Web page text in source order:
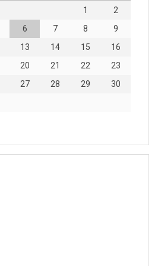
1
2
6 7 8
9
13 14 15
16
20 21 22
23
27 28 29
30